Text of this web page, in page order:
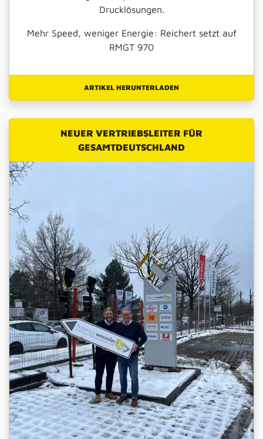
Drucklösungen.
Mehr Speed, weniger Energie: Reichert setzt auf
RMGT 970
ARTIKEL HERUNTERLADEN
NEUER VERTRIEBSLEITER FÜR
GESAMTDEUTSCHLAND